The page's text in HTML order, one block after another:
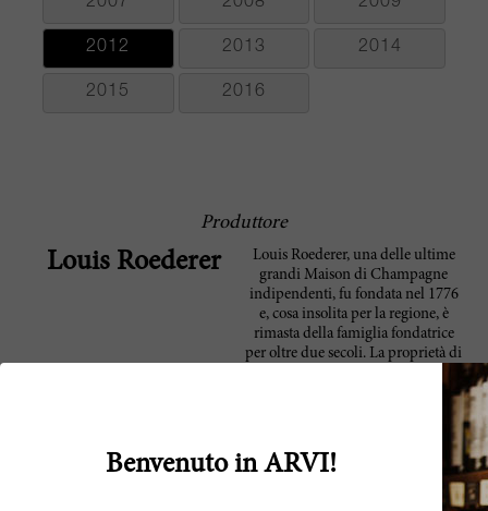
2012 2013 2014
2015 2016
Produttore
Louis Roederer
Louis Roederer, una delle ultime
grandi Maison di Champagne
indipendenti, fu fondata nel 1776
e, cosa insolita per la regione, è
rimasta della famiglia fondatrice
per oltre due secoli. La proprietà di
di vigneti Grand Cru, coltivati con
Nero e Pinot Meunier. La tenuta
utilizza la coltivazione parcella per
parcella; questa tecnica garantisce
Benvenuto in ARVI!